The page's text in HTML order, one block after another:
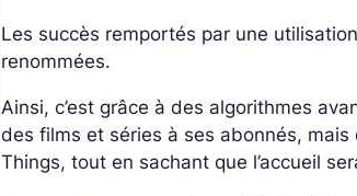
Les succès remportés par une
renommées.
Ainsi, c’est grâce à des algorithmes
des films et séries à ses abonnés,
Things, tout en sachant que l’accueil